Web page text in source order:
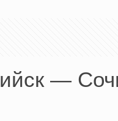
—